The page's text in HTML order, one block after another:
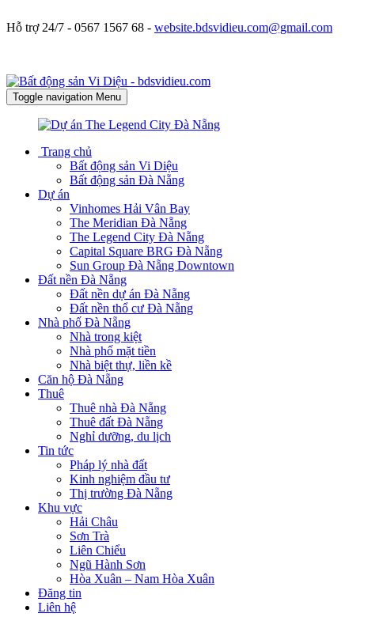
Hỗ trợ 24/7 - 0567 1567 68 - website.bdsvidieu.com@gmail.com
Toggle navigation Menu
Trang chủ
Bất động sản Vi Diệu
Bất động sản Đà Nẵng
Dự án
Vinhomes Hải Vân Bay
The Meridian Đà Nẵng
The Legend City Đà Nẵng
Capital Square BRG Đà Nẵng
Sun Group Đà Nẵng Downtown
Đất nền Đà Nẵng
Đất nền dự án Đà Nẵng
Đất nền thổ cư Đà Nẵng
Nhà phố Đà Nẵng
Nhà trong kiệt
Nhà phố mặt tiền
Nhà biệt thự, liền kề
Căn hộ Đà Nẵng
Thuê
Thuê nhà Đà Nẵng
Thuê đất Đà Nẵng
Nghỉ dưỡng, du lịch
Tin tức
Pháp lý nhà đất
Kinh nghiệm đầu tư
Thị trường Đà Nẵng
Khu vực
Hải Châu
Sơn Trà
Liên Chiểu
Ngũ Hành Sơn
Hòa Xuân – Nam Hòa Xuân
Đăng tin
Liên hệ